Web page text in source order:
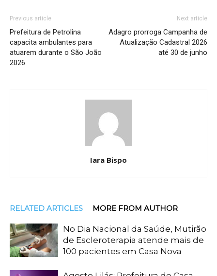
Previous article
Prefeitura de Petrolina
capacita ambulantes para
atuarem durante o São João
2026
Next article
Adagro prorroga Campanha de
Atualização Cadastral 2026
até 30 de junho
Iara Bispo
RELATED ARTICLES MORE FROM AUTHOR
No Dia Nacional da Saúde, Mutirão
de Escleroterapia atende mais de
100 pacientes em Casa Nova